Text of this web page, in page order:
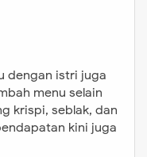
dengan istri juga
menu selain
krispi, seblak, dan
kini juga